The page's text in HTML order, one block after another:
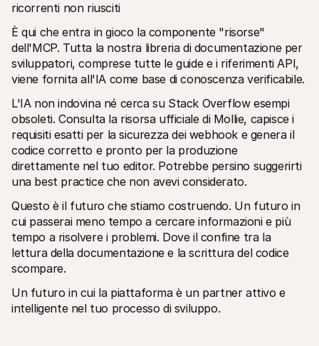
ricorrenti non riusciti
È qui che entra in gioco la componente "risorse"
dell'MCP. Tutta la nostra libreria di documentazione per
sviluppatori, comprese tutte le guide e i riferimenti API,
viene fornita all'IA come base di conoscenza verificabile.
L'IA non indovina né cerca su Stack Overflow esempi
obsoleti. Consulta la risorsa ufficiale di Mollie, capisce i
requisiti esatti per la sicurezza dei webhook e genera il
codice corretto e pronto per la produzione
direttamente nel tuo editor. Potrebbe persino suggerirti
una best practice che non avevi considerato.
Questo è il futuro che stiamo costruendo. Un futuro in
cui passerai meno tempo a cercare informazioni e più
tempo a risolvere i problemi. Dove il confine tra la
lettura della documentazione e la scrittura del codice
scompare.
Un futuro in cui la piattaforma è un partner attivo e
intelligente nel tuo processo di sviluppo.